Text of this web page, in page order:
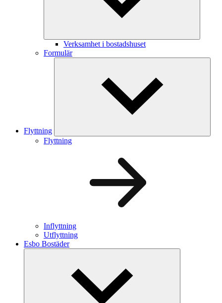
Verksamhet i bostadshuset
Formulär
Flyttning
Flyttning
Inflyttning
Utflyttning
Esbo Bostäder